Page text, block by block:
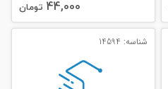
44,000 تومان
شناسه: 14594